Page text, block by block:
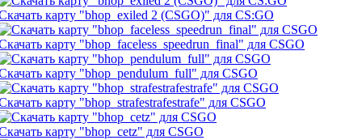
карту "bhop_exiled 2 (CSGO)" для CS:GO
карту "bhop_faceless_speedrun_final" для CSGO
карту "bhop_pendulum_full" для CSGO
карту "bhop_strafestrafestrafe" для CSGO
карту "bhop_cetz" для CSGO